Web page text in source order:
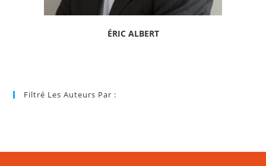
ÉRIC ALBERT
Filtré Les Auteurs Par :